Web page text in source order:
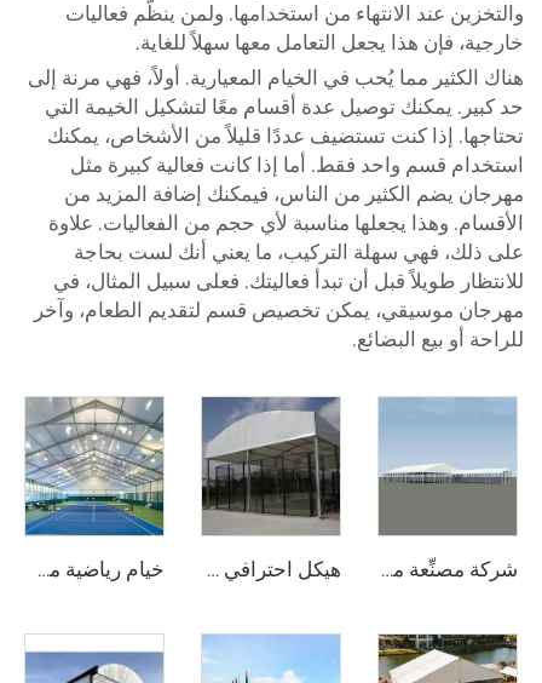
والتخزين عند الانتهاء من استخدامها. ولمن ينظّم فعاليات
خارجية، فإن هذا يجعل التعامل معها سهلاً للغاية.
هناك الكثير مما يُحب في الخيام المعيارية. أولاً، فهي مرنة إلى
حد كبير. يمكنك توصيل عدة أقسام معًا لتشكيل الخيمة التي
تحتاجها. إذا كنت تستضيف عددًا قليلاً من الأشخاص، يمكنك
استخدام قسم واحد فقط. أما إذا كانت فعالية كبيرة مثل
مهرجان يضم الكثير من الناس، فيمكنك إضافة المزيد من
الأقسام. وهذا يجعلها مناسبة لأي حجم من الفعاليات. علاوة
على ذلك، فهي سهلة التركيب، ما يعني أنك لست بحاجة
للانتظار طويلاً قبل أن تبدأ فعاليتك. فعلى سبيل المثال، في
مهرجان موسيقي، يمكن تخصيص قسم لتقديم الطعام، وآخر
للراحة أو بيع البضائع.
شركة مصنِّعة محترفة لأجنحة الزفاف | خيمة ولائم ذات نطاق واضح وفق المعايير الأوروبية وخيمة دفيئة شفافة للفعاليات هيكل احترافي لملاعب البادل المصنوع من الفولاذ والزجاج | غطاء خيمة رياضية خارجية مقاوم للماء مع غطاء ظلٍّ لمشاريع مرافق التنس خيام رياضية مخصصة الحجم وبسعر المصنع | هيكل ألمنيوم للقاعة الرياضية لرياضة البدمinton قابل للتجميع السريع لمواقع تجارية